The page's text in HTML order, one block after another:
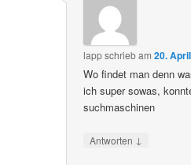
lappschriebam20.
Wo findet man denn
ich super sowas,
suchmaschinen
Antworten ↓